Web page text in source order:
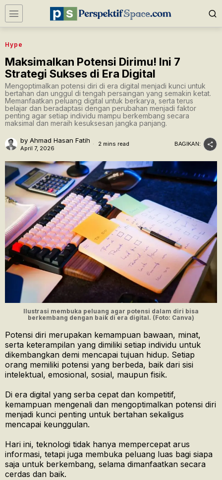
Hype
Maksimalkan Potensi Dirimu! Ini 7
Strategi Sukses di Era Digital
Mengoptimalkan potensi diri di era digital menjadi kunci untuk
bertahan dan unggul di tengah persaingan yang semakin ketat.
Memanfaatkan peluang digital untuk berkarya, serta terus
belajar dan beradaptasi dengan perubahan menjadi faktor
penting agar setiap individu mampu berkembang secara
maksimal dan meraih kesuksesan jangka panjang.
by Ahmad Hasan Fatih
April 7, 2026
2 mins read BAGIKAN:
Ilustrasi membuka peluang agar potensi dalam diri bisa
berkembang dengan baik di era digital. (Foto: Canva)
Potensi diri merupakan kemampuan bawaan, minat,
serta keterampilan yang dimiliki setiap individu untuk
dikembangkan demi mencapai tujuan hidup. Setiap
orang memiliki potensi yang berbeda, baik dari sisi
intelektual, emosional, sosial, maupun fisik.
Di era digital yang serba cepat dan kompetitif,
kemampuan mengenali dan mengoptimalkan potensi diri
menjadi kunci penting untuk bertahan sekaligus
mencapai keunggulan.
Hari ini, teknologi tidak hanya mempercepat arus
informasi, tetapi juga membuka peluang luas bagi siapa
saja untuk berkembang, selama dimanfaatkan secara
cerdas dan baik.